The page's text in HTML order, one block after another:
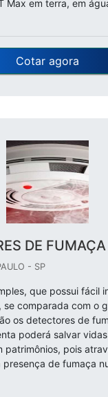
Max em terra, em
Cotar agora
DE FUMAÇA
- SP
que possui fácil
se comparada com o
os detectores de
poderá salvar
patrimônios, pois
de fumaça